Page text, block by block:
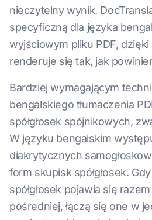
nieczytelny wynik.
specyficzną dla języka
wyjściowym pliku PDF,
renderuje się tak, jak
Bardziej wymagającym
bengalskiego tłumaczenia
spółgłosek spójnikowych,
W języku bengalskim
diakrytycznych
form skupisk spółgłosek.
spółgłosek pojawia się
pośredniej, łączą się one w